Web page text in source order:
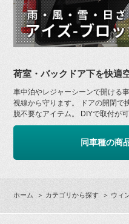
荷室・バックドア下を快適
車中泊やレジャーシーンで開ける
視線から守ります。 ドアの開閉で
脱不要なアイテム。 DIYで取付が可
同車種の商
ホーム ＞ カテゴリから探す ＞ ウィ